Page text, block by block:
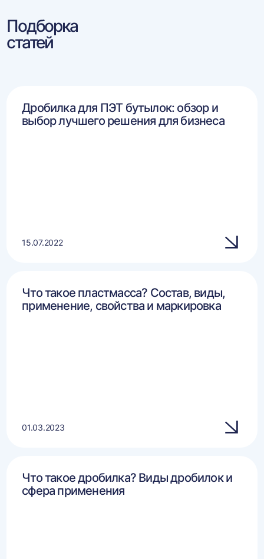
Подборка
статей
Дробилка для ПЭТ бутылок: обзор и
выбор лучшего решения для бизнеса
15.07.2022
Что такое пластмасса? Состав, виды,
применение, свойства и маркировка
01.03.2023
Что такое дробилка? Виды дробилок и
сфера применения